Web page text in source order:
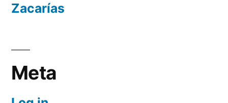
Zacarías
Meta